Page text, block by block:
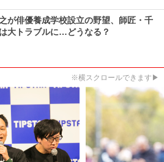
が俳優養成学校設立の野望、師匠・千
大トラブルに…どうなる？
※横スクロールできます▶